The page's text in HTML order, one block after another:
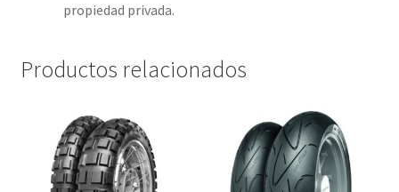
propiedad privada.
Productos relacionados